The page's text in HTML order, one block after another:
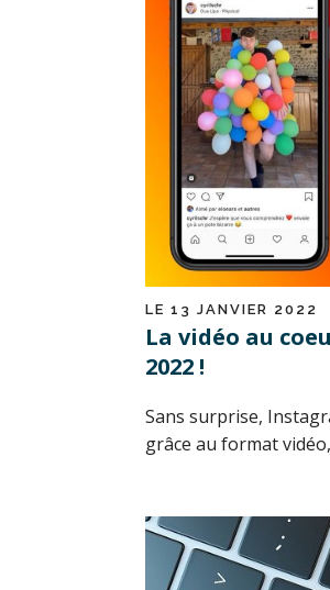
LE 13 JANVIER 2022
La vidéo au
2022 !
Sans surprise,
grâce au format